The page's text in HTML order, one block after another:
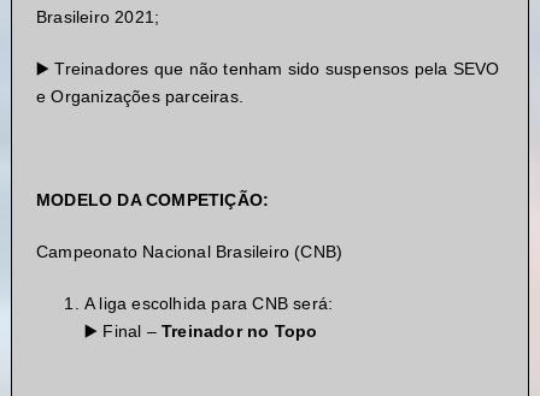
Brasileiro 2021;
▶️ Treinadores que não tenham sido suspensos pela SEVO
e Organizações parceiras.
MODELO DA COMPETIÇÃO:
Campeonato Nacional Brasileiro (CNB)
A liga escolhida para CNB será:
▶️ Final – Treinador no Topo